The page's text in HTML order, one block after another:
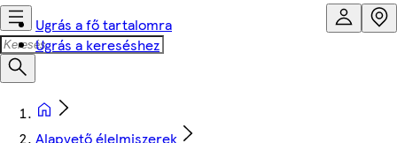
Ugrás a fő tartalomra
Ugrás a kereséshez
Alapvető élelmiszerek